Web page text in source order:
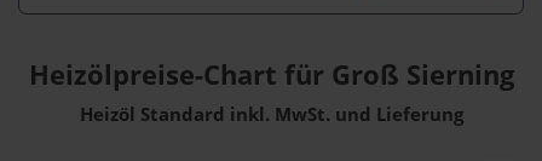
Heizölpreise-Chart für Groß Sierning
Heizöl Standard inkl. MwSt. und Lieferung